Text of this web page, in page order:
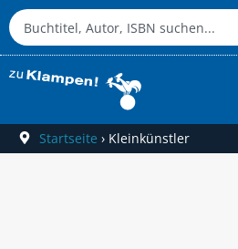
Startseite › Kleinkünstler